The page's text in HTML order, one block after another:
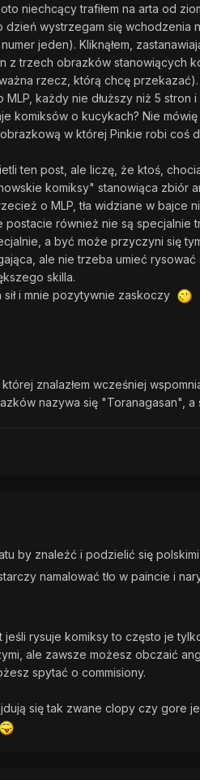
niechcący trafiłem na arta od
wystrzegam się wchodzenia
jeden). Kliknąłem,
z trzech obrazków stanowiących
rzecz, którą chcę przekazać).
każdy nie dłuższy niż 5 stron
komiksów o kucykach? Nie
w której Pinkie robi
ten post, ale liczę, że ktoś,
komiksy" stanowiąca zbiór
o MLP, tła widziane w
postacie również nie są
a być może przyczyni się
ale nie trzeba umieć
skilla.
i mnie pozytywnie zaskoczy
znalazłem wcześniej
nazywa się "Toranagasan", a
by znaleźć i podzielić się
namalować tło w paincie i
rysuje komiksy to często je
ale zawsze możesz obczaić
spytać o commisiony.
się tak zwane clopy czy gore